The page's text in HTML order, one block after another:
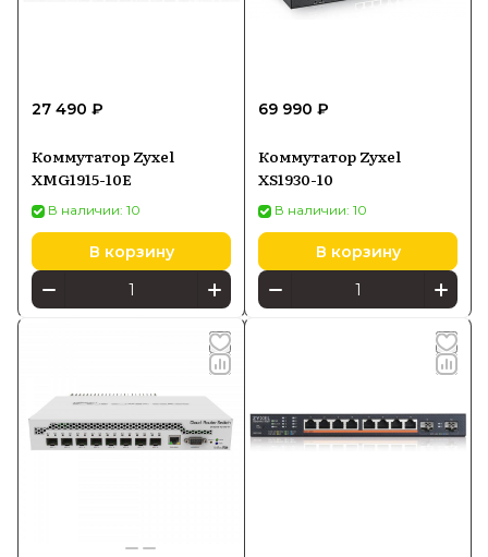
27 490 ₽
Коммутатор Zyxel
XMG1915-10E
В наличии: 10
В корзину
69 990 ₽
Коммутатор Zyxel
XS1930-10
В наличии: 10
В корзину